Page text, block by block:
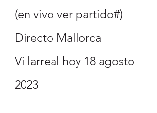
(en vivo ver partido#)
Directo Mallorca
Villarreal hoy 18 agosto
2023